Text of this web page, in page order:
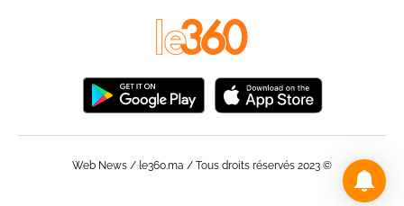
© Web News / le360.ma / Tous droits réservés 2023